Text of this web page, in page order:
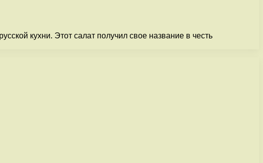
кухни. Этот салат получил свое название в честь